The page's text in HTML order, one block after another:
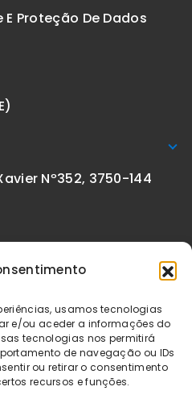
usamos tecnologias
e/ou aceder a informações do
tecnologias nos permitirá
de navegação ou IDs
ou retirar o consentimento
recursos e funções.
Proteção De Dados
Nº352, 3750-144
online.pt
à taxa legal em vigor. Todos
encontram-se sujeitos à
da encomenda. As